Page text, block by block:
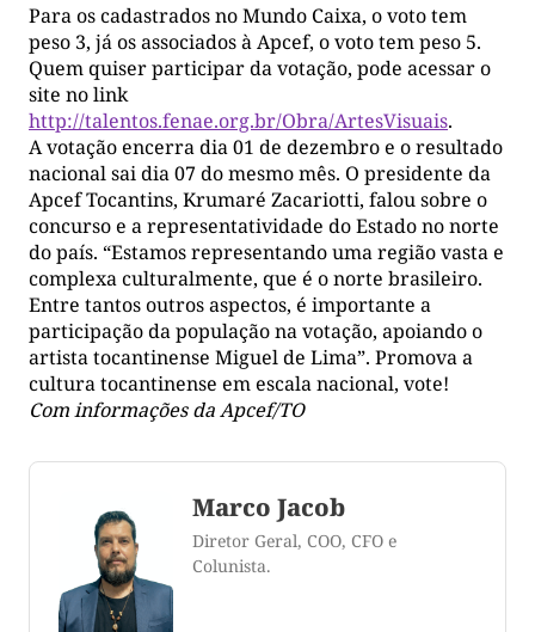
Para os cadastrados no Mundo Caixa, o voto tem
peso 3, já os associados à Apcef, o voto tem peso 5.
Quem quiser participar da votação, pode acessar o
site no link
http://talentos.fenae.org.br/Obra/ArtesVisuais.
A votação encerra dia 01 de dezembro e o resultado
nacional sai dia 07 do mesmo mês. O presidente da
Apcef Tocantins, Krumaré Zacariotti, falou sobre o
concurso e a representatividade do Estado no norte
do país. “Estamos representando uma região vasta e
complexa culturalmente, que é o norte brasileiro.
Entre tantos outros aspectos, é importante a
participação da população na votação, apoiando o
artista tocantinense Miguel de Lima”. Promova a
cultura tocantinense em escala nacional, vote!
Com informações daApcef/TO
Marco Jacob
Diretor Geral, COO, CFO e
Colunista.